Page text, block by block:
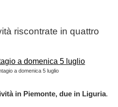
riscontrate in quattro
a domenica 5 luglio
in Piemonte, due in Liguria.